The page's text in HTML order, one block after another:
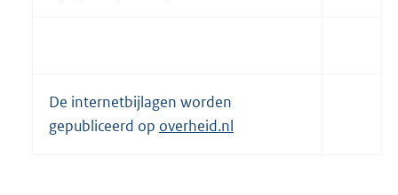
De internetbijlagen worden
gepubliceerd op overheid.nl